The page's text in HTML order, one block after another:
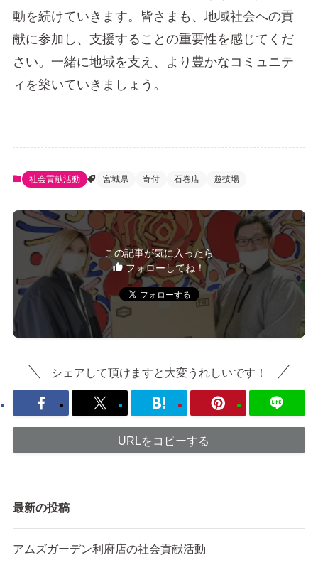
動を続けていきます。皆さまも、地域社会への貢
献に参加し、支援することの重要性を感じてくだ
さい。一緒に地域を支え、より豊かなコミュニテ
ィを築いていきましょう。
社会貢献活動 宮城県 寄付 石巻店 遊技場
この記事が気に入ったら
フォローしてね！
シェアして頂けますと大変うれしいです！
URLをコピーする
最新の投稿
アムズガーデン利府店の社会貢献活動